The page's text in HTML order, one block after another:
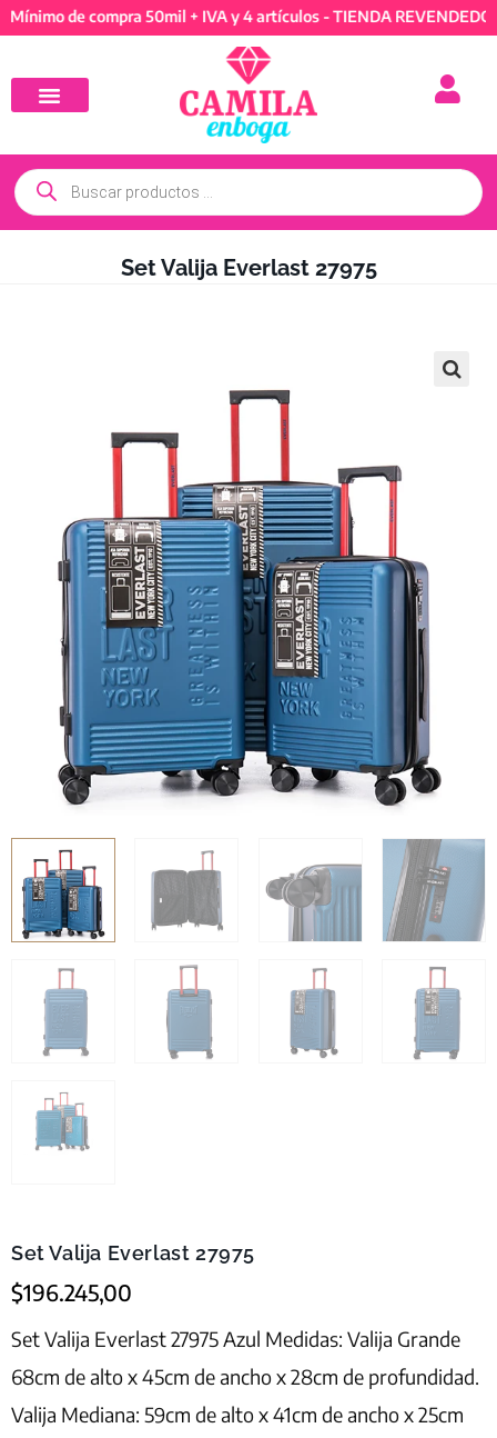
de compra 50mil + IVA y 4 artículos - TIENDA
Set Valija Everlast 27975
Set Valija Everlast 27975
$196.245,00
Set Valija Everlast 27975 Azul Medidas: Valija Grande
68cm de alto x 45cm de ancho x 28cm de profundidad.
Valija Mediana: 59cm de alto x 41cm de ancho x 25cm